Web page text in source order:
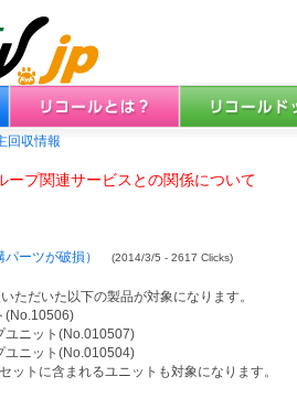
回収情報
ープ関連サービスとの関係について
ーツが破損）
(2014/3/5 - 2617 Clicks)
ただいた以下の製品が対象になります。
(No.10506)
ユニット(No.010507)
ユニット(No.010504)
ットに含まれるユニットも対象になります。